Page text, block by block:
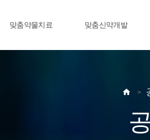
맞춤약물치료 맞춤신약개발
